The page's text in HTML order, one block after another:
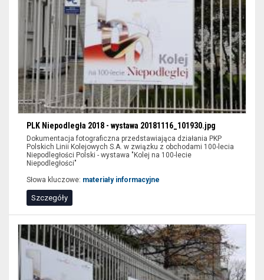
dostępne
czytników
ekranu
(sekcja
lokalizacja).
wyświetlić
zawężone
wyniki
wyszukiwania
można
wypełnić
tylko
niektóre
pozycje
formularzy
PLK Niepodległa 2018 - wystawa 20181116_101930.jpg
Dokumentacja fotograficzna przedstawiająca działania PKP
Polskich Linii Kolejowych S.A. w związku z obchodami 100-lecia
Niepodległości Polski - wystawa "Kolej na 100-lecie
Niepodległości"
Słowa kluczowe: materiały informacyjne
Szczegóły